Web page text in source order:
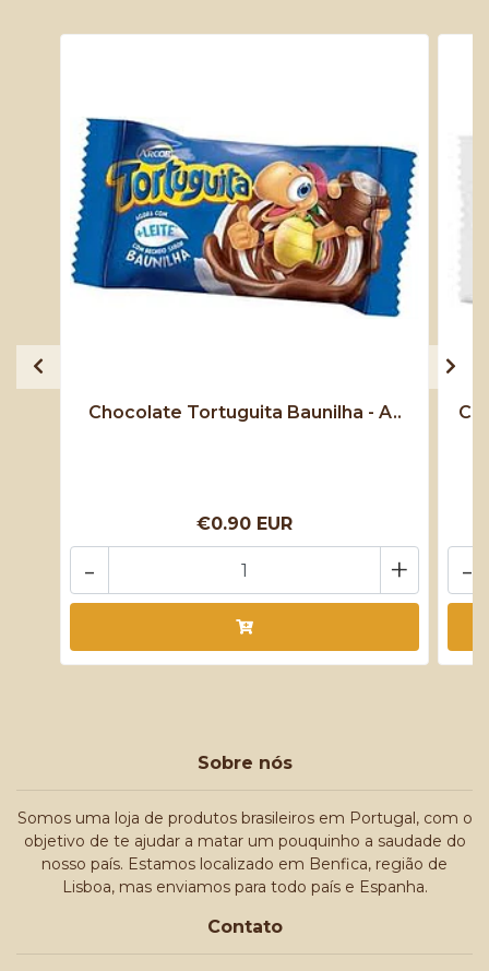
Chocolate Tortuguita Baunilha - A..
€0.90 EUR
+
- -
Sobre nós
Somos uma loja de produtos brasileiros em Portugal, com o
objetivo de te ajudar a matar um pouquinho a saudade do
nosso país. Estamos localizado em Benfica, região de
Lisboa, mas enviamos para todo país e Espanha.
Contato